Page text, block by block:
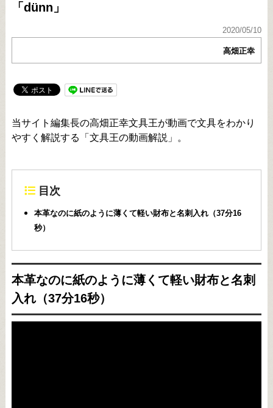
「dünn」
2020/05/10
高畑正幸
当サイト編集長の高畑正幸文具王が動画で文具をわかり
やすく解説する「文具王の動画解説」。
目次
本革なのに紙のように薄くて軽い財布と名刺入れ（37分16
秒）
本革なのに紙のように薄くて軽い財布と名刺
入れ（37分16秒）